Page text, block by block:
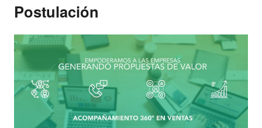
Postulación